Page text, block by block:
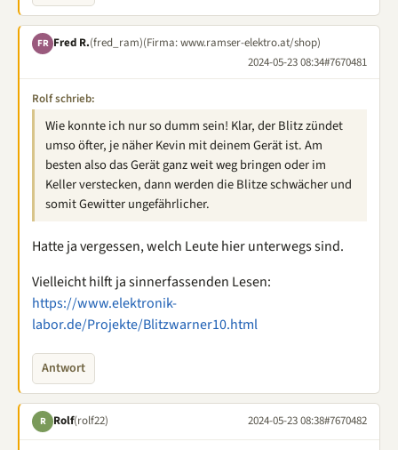
FR Fred R.(fred_ram)(Firma: www.ramser-elektro.at/shop)
2024-05-23 08:34#7670481
Rolf schrieb:
Wie konnte ich nur so dumm sein! Klar, der Blitz zündet
umso öfter, je näher Kevin mit deinem Gerät ist. Am
besten also das Gerät ganz weit weg bringen oder im
Keller verstecken, dann werden die Blitze schwächer und
somit Gewitter ungefährlicher.
Hatte ja vergessen, welch Leute hier unterwegs sind.
Vielleicht hilft ja sinnerfassenden Lesen:
https://www.elektronik-
labor.de/Projekte/Blitzwarner10.html
Antwort
R Rolf(rolf22) 2024-05-23 08:38#7670482